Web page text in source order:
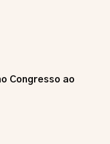
Congresso ao